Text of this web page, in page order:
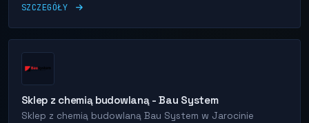
SZCZEGÓŁY
Sklep z chemią budowlaną - Bau System
Sklep z chemią budowlaną Bau System w Jarocinie